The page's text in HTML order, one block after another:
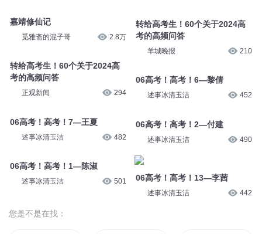
觅雅斋的混子哥
考的高频问答
正观新闻
述事冰清玉洁
述事冰清玉洁
转给高考生！60个关于2024高
考的高频问答
羊城晚报 210
06高考！高考！6—黎倩
述事冰清玉洁 452
06高考！高考！2—付建
述事冰清玉洁 490
述事冰清玉洁